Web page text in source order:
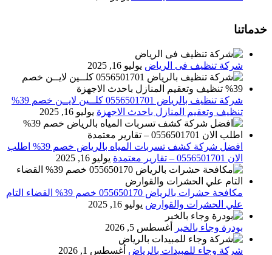
خدماتنا
شركة تنظيف فى الرياض يوليو 16, 2025
شركة تنظيف بالرياض 0556501701 كلــين لايــن خصم 39%
تنظيف وتعقيم المنازل باحدث الاجهزة يوليو 16, 2025
افضل شركة كشف تسربات المياه بالرياض خصم 39% اطلب
الان 0556501701‬‏ – تقارير معتمدة
يوليو 16, 2025
مكافحة حشرات بالرياض 055650170 خصم 39% القضاء التام
علي الحشرات والقوارض يوليو 16, 2025
بودرة وجاء بالخبر أغسطس 5, 2026
شركة وجاء للمبيدات بالرياض أغسطس 1, 2026